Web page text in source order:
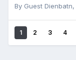
By Guest Dienbatn,
1 2 3 4